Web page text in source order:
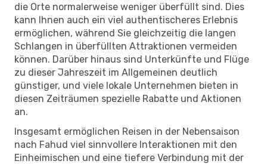
die Orte normalerweise weniger überfüllt sind. Dies
kann Ihnen auch ein viel authentischeres Erlebnis
ermöglichen, während Sie gleichzeitig die langen
Schlangen in überfüllten Attraktionen vermeiden
können. Darüber hinaus sind Unterkünfte und Flüge
zu dieser Jahreszeit im Allgemeinen deutlich
günstiger, und viele lokale Unternehmen bieten in
diesen Zeiträumen spezielle Rabatte und Aktionen
an.
Insgesamt ermöglichen Reisen in der Nebensaison
nach Fahud viel sinnvollere Interaktionen mit den
Einheimischen und eine tiefere Verbindung mit der